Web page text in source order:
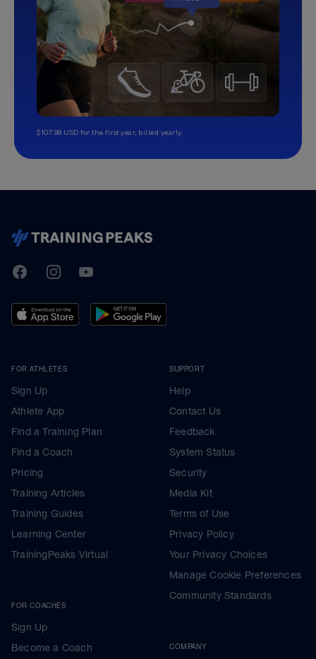
$107.99 USD for the first year, billed yearly.
TrainingPeaks
FacebookInstagramYoutube
FOR ATHLETES
Sign Up
Athlete App
Find a Training Plan
Find a Coach
Pricing
Training Articles
Training Guides
Learning Center
TrainingPeaks Virtual
FOR COACHES
Sign Up
Become a Coach
SUPPORT
Help
Contact Us
Feedback
System Status
Security
Media Kit
Terms of Use
Privacy Policy
Your Privacy Choices
Manage Cookie Preferences
Community Standards
COMPANY